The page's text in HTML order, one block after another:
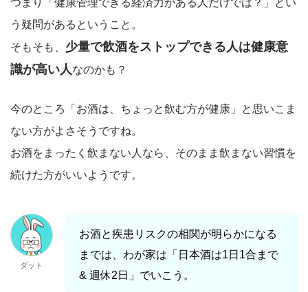
う疑問があるということ。
そもそも、 少量で飲酒をストップできる人は健康意
識が高い人 なのかも？
今のところ「お酒は、ちょっと飲む方が健康」と思いこま
ない方がよさそうですね。
お酒をまったく飲まない人なら、そのまま飲まない習慣を
続けた方がいいようです。
ダット
お酒と疾患リスクの相関が明らかになる
までは、わが家は「日本酒は1日1合まで
& 週休2日」でいこう。